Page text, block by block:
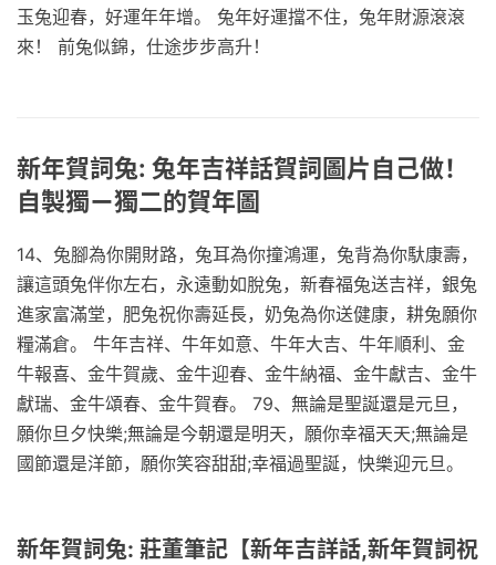
玉兔迎春，好運年年增。 兔年好運擋不住，兔年財源滾滾
來！ 前兔似錦，仕途步步高升！
新年賀詞兔: 兔年吉祥話賀詞圖片自己做！
自製獨ㄧ獨二的賀年圖
14、兔腳為你開財路，兔耳為你撞鴻運，兔背為你馱康壽，
讓這頭兔伴你左右，永遠動如脫兔，新春福兔送吉祥，銀兔
進家富滿堂，肥兔祝你壽延長，奶兔為你送健康，耕兔願你
糧滿倉。 牛年吉祥、牛年如意、牛年大吉、牛年順利、金
牛報喜、金牛賀歲、金牛迎春、金牛納福、金牛獻吉、金牛
獻瑞、金牛頌春、金牛賀春。 79、無論是聖誕還是元旦，
願你旦夕快樂;無論是今朝還是明天，願你幸福天天;無論是
國節還是洋節，願你笑容甜甜;幸福過聖誕，快樂迎元旦。
新年賀詞兔: 莊董筆記【新年吉詳話,新年賀詞祝